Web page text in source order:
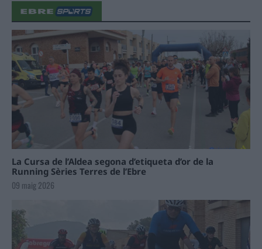
La Cursa de l’Aldea segona d’etiqueta d’or de la
Running Sèries Terres de l’Ebre
09 maig 2026